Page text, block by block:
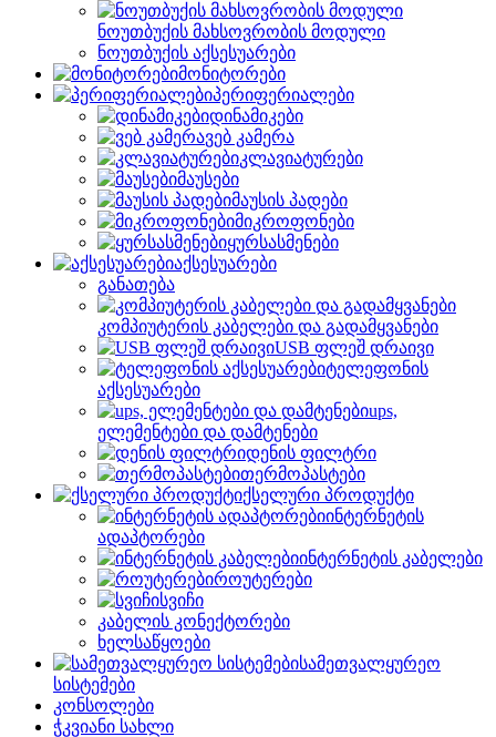
ნოუთბუქის მახსოვრობის მოდული
ნოუთბუქის აქსესუარები
მონიტორები
პერიფერიალები
დინამიკები
ვებ კამერა
კლავიატურები
მაუსები
მაუსის პადები
მიკროფონები
ყურსასმენები
აქსესუარები
განათება
კომპიუტერის კაბელები და გადამყვანები
USB ფლეშ დრაივი
ტელეფონის
აქსესუარები
ups,
ელემენტები და დამტენები
დენის ფილტრი
თერმოპასტები
ქსელური პროდუქტი
ინტერნეტის
ადაპტორები
ინტერნეტის კაბელები
როუტერები
სვიჩი
კაბელის კონექტორები
ხელსაწყოები
სამეთვალყურეო
სისტემები
კონსოლები
ჭკვიანი სახლი